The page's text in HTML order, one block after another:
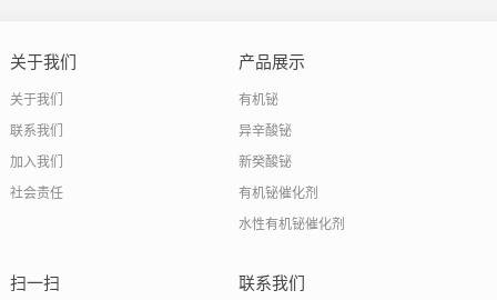
关于我们
关于我们
联系我们
加入我们
社会责任
产品展示
有机铋
异辛酸铋
新癸酸铋
有机铋催化剂
水性有机铋催化剂
扫一扫 联系我们